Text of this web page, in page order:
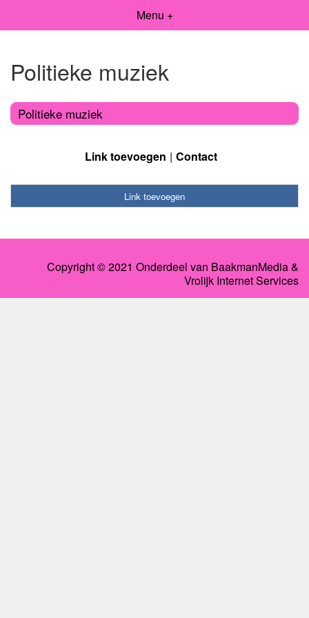
Menu +
Politieke muziek
Politieke muziek
Link toevoegen Contact
Link toevoegen
Copyright © 2021 Onderdeel van BaakmanMedia&
Vrolijk Internet Services